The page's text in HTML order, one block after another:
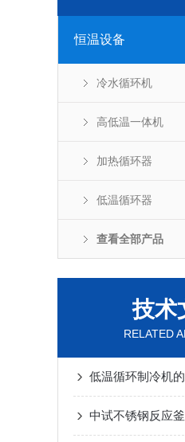
恒温设备
冷水循环机
高低温一体机
加热循环器
低温循环器
查看全部产品
技术
RELATED